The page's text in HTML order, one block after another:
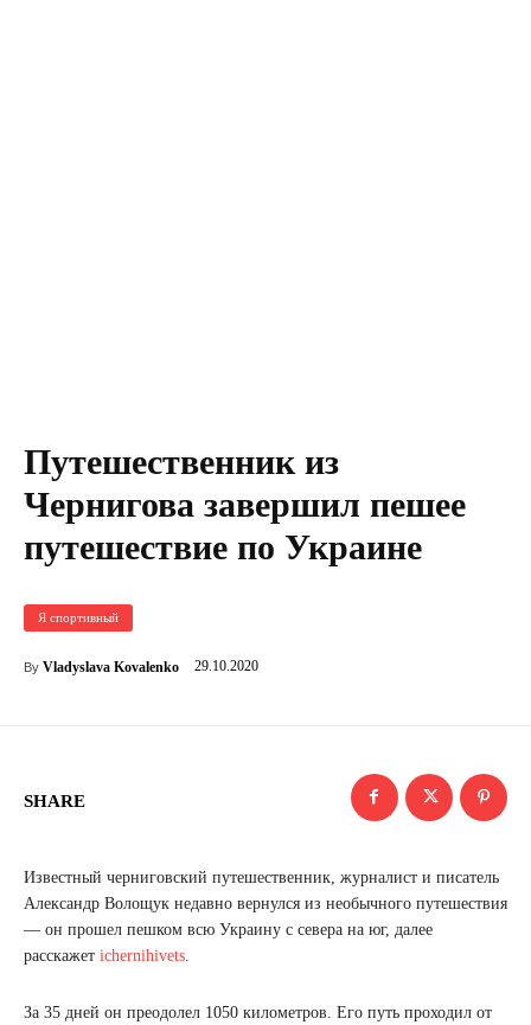
Путешественник из
Чернигова завершил пешее
путешествие по Украине
Я спортивный
By Vladyslava Kovalenko 29.10.2020
SHARE
Известный черниговский путешественник, журналист и писатель
Александр Волощук недавно вернулся из необычного путешествия
— он прошел пешком всю Украину с севера на юг, далее
расскажет ichernihivets
За 35 дней он преодолел 1050 километров. Его путь проходил от